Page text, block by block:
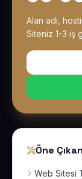
Alan adı,
Siteniz 1-3 iş
Öne
Web Sitesi